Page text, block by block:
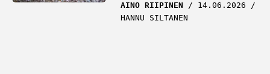
AINO RIIPINEN
14.06.2026
HANNU SILTANEN